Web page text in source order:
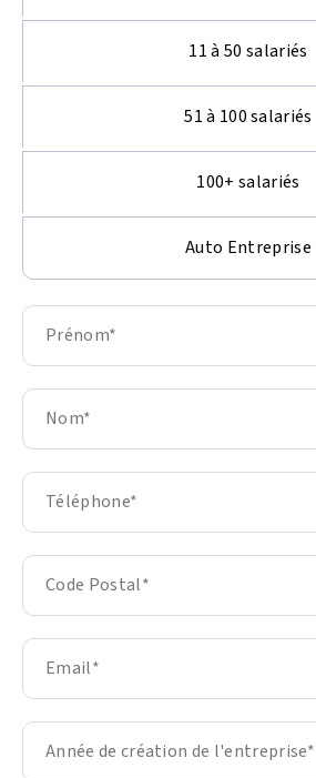
11 à 50 salariés
51 à 100 salariés
100+ salariés
Auto Entreprise